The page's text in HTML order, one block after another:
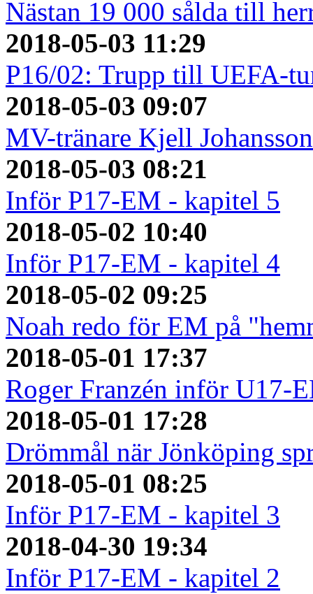
Nästan 19 000 sålda till
2018-05-03 11:29
P16/02: Trupp till UEFA-
2018-05-03 09:07
MV-tränare Kjell
2018-05-03 08:21
Inför P17-EM - kapitel 5
2018-05-02 10:40
Inför P17-EM - kapitel 4
2018-05-02 09:25
Noah redo för EM på
2018-05-01 17:37
Roger Franzén inför U17-
2018-05-01 17:28
Drömmål när Jönköping
2018-05-01 08:25
Inför P17-EM - kapitel 3
2018-04-30 19:34
Inför P17-EM - kapitel 2